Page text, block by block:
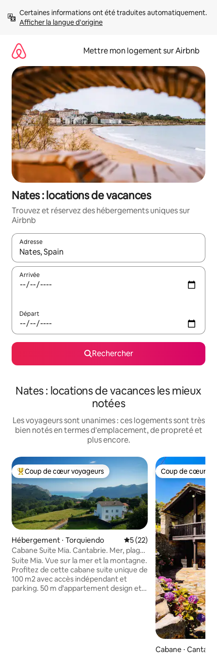
directement
Afficher la langue d'origine
Mettre mon logement sur Airbnb
Nates : locations de vacances
Trouvez et réservez des hébergements uniques sur
Airbnb
Adresse
Lorsque les résultats s'affichent, utilisez les flèches vers le
Arrivée
Départ
Rechercher
Nates : locations de vacances les mieux
notées
Les voyageurs sont unanimes : ces logements sont très
bien notés en termes d'emplacement, de propreté et
plus encore.
Coups de cœur voyageurs les plus appréciés
Coup de cœur voyageurs
Hébergement ⋅ Torquiendo Évaluation moyenne sur la
5 (22)
Cabane Suite Mia. Cantabrie. Mer, plage
et montagne.
Suite Mia. Vue sur la mer et la montagne.
Profitez de cette cabane suite unique de
100 m2 avec accès indépendant et
parking. 50 m d'appartement design et
Coup de cœur
Coup de cœur
Cabane ⋅